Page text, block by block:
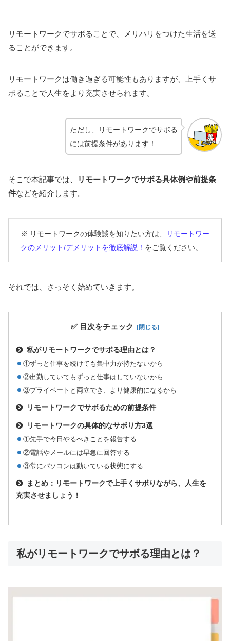
リモートワークでサボることで、メリハリをつけた生活を送
ることができます。
リモートワークは働き過ぎる可能性もありますが、上手くサ
ボることで人生をより充実させられます。
ただし、リモートワークでサボる
には前提条件があります！
そこで本記事では、
リモートワークでサボる具体例や前提条
件などを紹介します。
※ リモートワークの体験談を知りたい方は、
リモートワー
クのメリット/デメリットを徹底解説！ をご覧ください。
それでは、さっそく始めていきます。
✅ 目次をチェック
私がリモートワークでサボる理由とは？
①ずっと仕事を続けても集中力が持たないから
②出勤していてもずっと仕事はしていないから
③プライベートと両立でき、より健康的になるから
リモートワークでサボるための前提条件
リモートワークの具体的なサボり方3選
①先手で今日やるべきことを報告する
②電話やメールには早急に回答する
③常にパソコンは動いている状態にする
まとめ：リモートワークで上手くサボりながら、人生を
充実させましょう！
私がリモートワークでサボる理由とは？